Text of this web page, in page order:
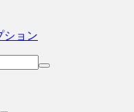
ション